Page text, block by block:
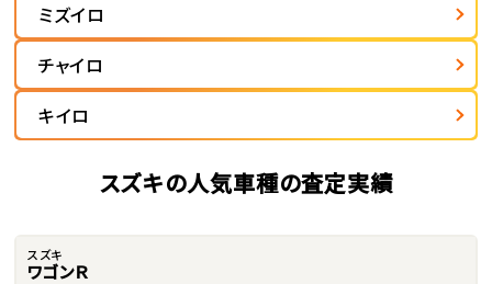
ミズイロ
チャイロ
キイロ
スズキの人気車種の査定実績
スズキ
ワゴンＲ